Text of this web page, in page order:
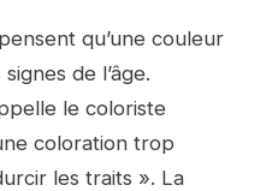
qu’une couleur
de l’âge.
le coloriste
coloration trop
les traits ». La